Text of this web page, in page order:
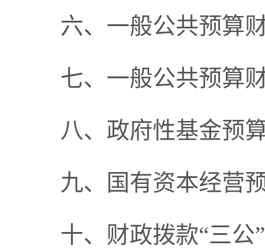
六、一般公共预算
七、一般公共预算
八、政府性基金预
九、国有资本经营
十、财政拨款“三